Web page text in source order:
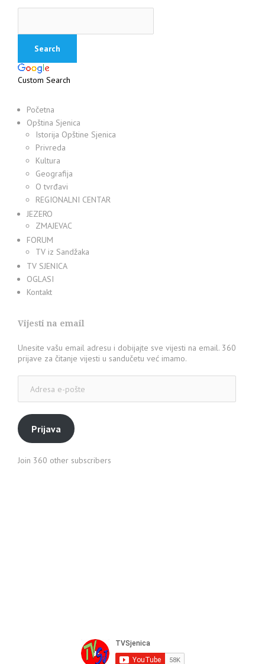
Custom Search
Početna
Opština Sjenica
Istorija Opštine Sjenica
Privreda
Kultura
Geografija
O tvrđavi
REGIONALNI CENTAR
JEZERO
ZMAJEVAC
FORUM
TV iz Sandžaka
TV SJENICA
OGLASI
Kontakt
Vijesti na email
Unesite vašu email adresu i dobijajte sve vijesti na email. 360
prijave za čitanje vijesti u sandučetu već imamo.
pošte
Prijava
Join 360 other subscribers